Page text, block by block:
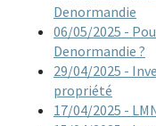
Denormandie
06/05/2025 -
Denormandie ?
29/04/2025 -
propriété
17/04/2025 -